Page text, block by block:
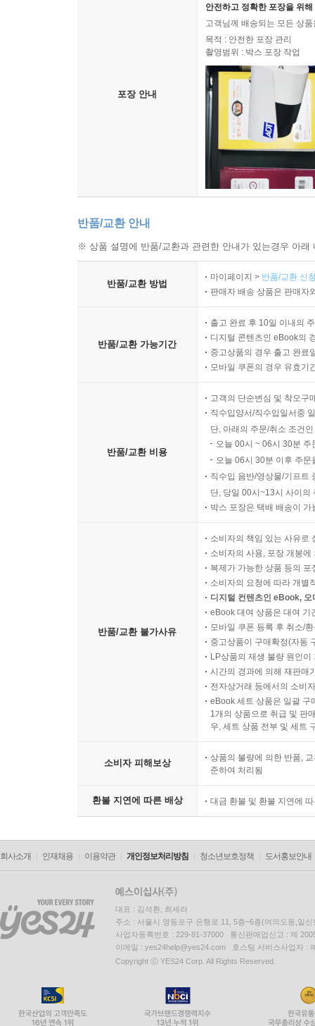
포장 안내
안전하고 정확한 포장을 위
고객님께 배송되는 모든 상
목적 : 안전한 포장 관리
촬영범위 : 박스 포장 작업
반품/교환 안내
※ 상품 설명에 반품/교환과 관련한 안내가 있는경우 아
반품/교환 방법
마이페이지 > 반품/교환 신
판매자 배송 상품은 판매자
반품/교환 가능기간
출고 완료 후 10일 이내의
디지털 콘텐츠인 eBook의
중고상품의 경우 출고 완료
모바일 쿠폰의 경우 유효기
반품/교환 비용
고객의 단순변심 및 착오구
직수입양서/직수입일서중
단, 아래의 주문/취소 조건
오늘 00시 ~ 06시 30분
오늘 06시 30분 이후 주
직수입 음반/영상물/기프트
단, 당일 00시~13시 사이의
박스 포장은 택배 배송이
반품/교환 불가사유
소비자의 책임 있는 사유로
소비자의 사용, 포장 개봉
복제가 가능한 상품 등의
소비자의 요청에 따라 개별
디지털 컨텐츠인 eBook,
eBook 대여 상품은 대여 기
모바일 쿠폰 등록 후 취소/
중고상품이 구매확정(자동
LP상품의 재생 불량 원인
시간의 경과에 의해 재판매
전자상거래 등에서의 소비
eBook 세트 상품은 일괄 구
1개의 상품으로 취급 및 판
우, 세트 상품 전부 및 세트
소비자 피해보상
상품의 불량에 의한 반품,
준하여 처리됨
환불 지연에 따른 배상 대금 환불 및 환불 지연에
회사소개 인재채용 이용약관 개인정보처리방침 청소년보호정책 도서홍보안내
대표 : 김석환, 최세라
주소 : 서울시 영등포구 은행로 11, 5층~6층(여의도동,일신
사업자등록번호 : 229-81-37000 통신판매업신고 : 제
이메일 : yes24help@yes24.com 호스팅 서비스사업자 :
Copyright ⓒ YES24 Corp. All Rights Reserved.